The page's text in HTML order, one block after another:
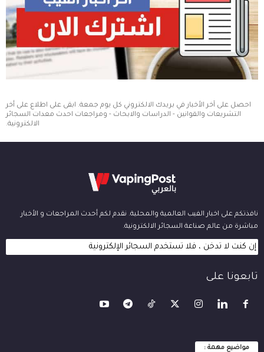
احصل على آخر الأخبار في بريدك الالكتروني كل يوم جمعة. ابقى على اطلاع على أخر
التشريعات والقوانين - الدراسات والابحاث - ومراجعات احدث معدات السجائر
الالكترونية.
نافذتكم على اخبار الفيب العالمية والمحلية. نقدم لكم أحدث المراجعات و الأخبار
مباشرة من عالم صناعة السجائر الالكترونية.
إن كنت لا تدخن ، فلا تستخدم السجائر الإلكترونية
تابعونا على
مواضيع مهمة :